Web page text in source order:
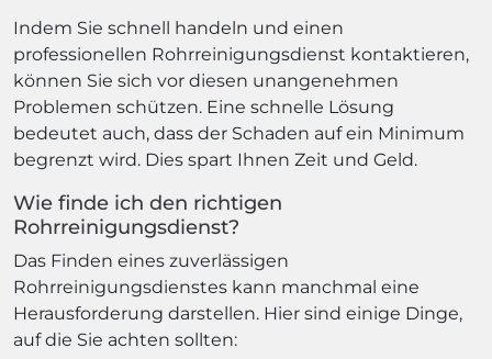
Indem Sie schnell handeln und einen
professionellen Rohrreinigungsdienst kontaktieren,
können Sie sich vor diesen unangenehmen
Problemen schützen. Eine schnelle Lösung
bedeutet auch, dass der Schaden auf ein Minimum
begrenzt wird. Dies spart Ihnen Zeit und Geld.
Wie finde ich den richtigen
Rohrreinigungsdienst?
Das Finden eines zuverlässigen
Rohrreinigungsdienstes kann manchmal eine
Herausforderung darstellen. Hier sind einige Dinge,
auf die Sie achten sollten: